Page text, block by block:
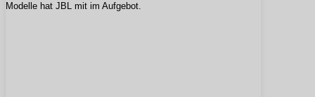
Modelle hat JBL mit im Aufgebot.